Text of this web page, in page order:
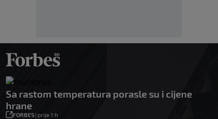
Sa rastom temperatura porasle su i cijene
hrane
FORBES| prije 1 h